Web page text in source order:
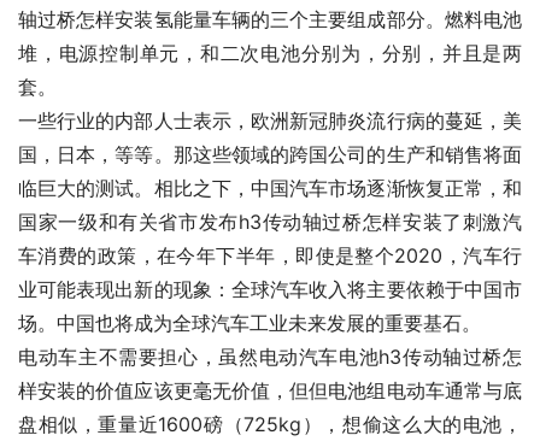
轴过桥怎样安装氢能量车辆的三个主要组成部分。燃料电池
堆，电源控制单元，和二次电池分别为，分别，并且是两
套。
一些行业的内部人士表示，欧洲新冠肺炎流行病的蔓延，美
国，日本，等等。那这些领域的跨国公司的生产和销售将面
临巨大的测试。相比之下，中国汽车市场逐渐恢复正常，和
国家一级和有关省市发布h3传动轴过桥怎样安装了刺激汽
车消费的政策，在今年下半年，即使是整个2020，汽车行
业可能表现出新的现象：全球汽车收入将主要依赖于中国市
场。中国也将成为全球汽车工业未来发展的重要基石。
电动车主不需要担心，虽然电动汽车电池h3传动轴过桥怎
样安装的价值应该更毫无价值，但但电池组电动车通常与底
盘相似，重量近1600磅（725kg），想偷这么大的电池，